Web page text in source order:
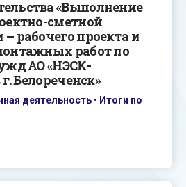
«Выполнение
сметной
рабочего проекта и
работ по
АО «НЭСК-
Белореченск»
деятельность • Итоги по